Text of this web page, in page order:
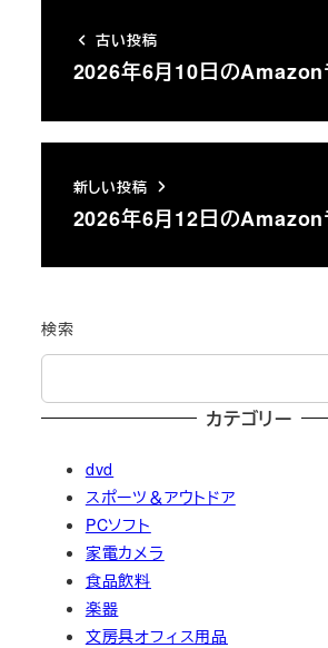
古い投稿
2026年6月10日のAmazon
新しい投稿
2026年6月12日のAmazon
検索
カテゴリー
dvd
スポーツ＆アウトドア
PCソフト
家電カメラ
食品飲料
楽器
文房具オフィス用品